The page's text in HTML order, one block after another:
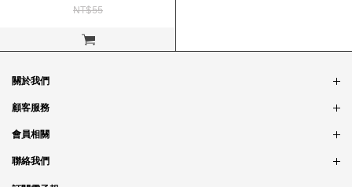
立即購買
NT$55
關於我們
品牌故事
銷售據點
隱私政策
顧客服務
訂單問題
付款問題
配送問題
會員相關
會員制度
紅利制度
聯絡我們